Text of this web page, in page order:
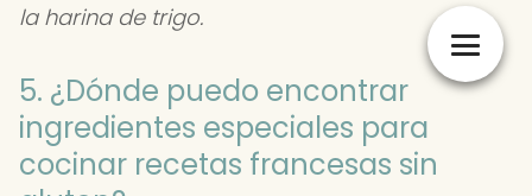
la harina de trigo.
5. ¿Dónde puedo encontrar
ingredientes especiales para
cocinar recetas francesas sin